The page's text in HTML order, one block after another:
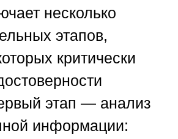
несколько
этапов,
критически
этап — анализ
информации: